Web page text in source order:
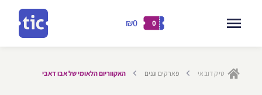
0
₪0
טיק דובאי פארקים וגנים האקווריום הלאומי של אבו דאבי